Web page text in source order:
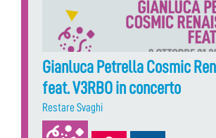
Gianluca Petrella Cosmic
feat. V3RBO in concerto
Restare Svaghi